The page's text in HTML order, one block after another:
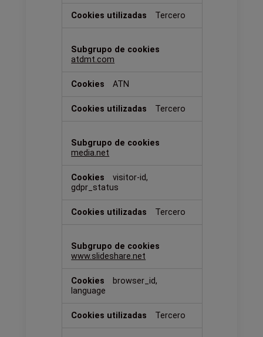
Tercero
atdmt.com
ATN
Tercero
media.net
visitor-id,
gdpr_status
Tercero
www.slideshare.net
browser_id,
language
Tercero